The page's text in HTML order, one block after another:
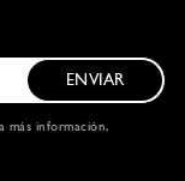
ENVIAR
más información,